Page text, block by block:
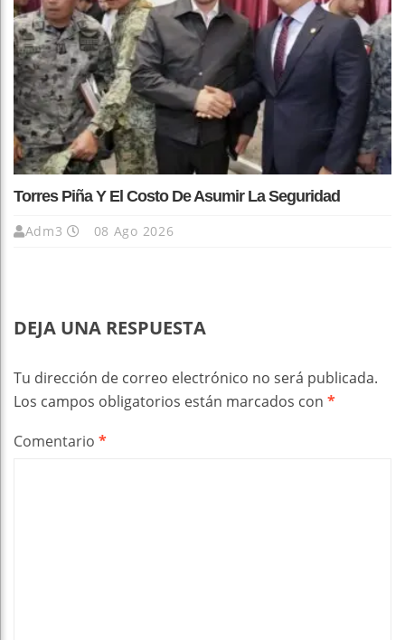
Torres Piña Y El Costo De Asumir La Seguridad
Adm3 08 Ago 2026
DEJA UNA RESPUESTA
Tu dirección de correo electrónico no será publicada.
Los campos obligatorios están marcados con *
Comentario *